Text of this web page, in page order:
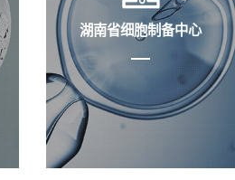
湖南省细胞制备中心